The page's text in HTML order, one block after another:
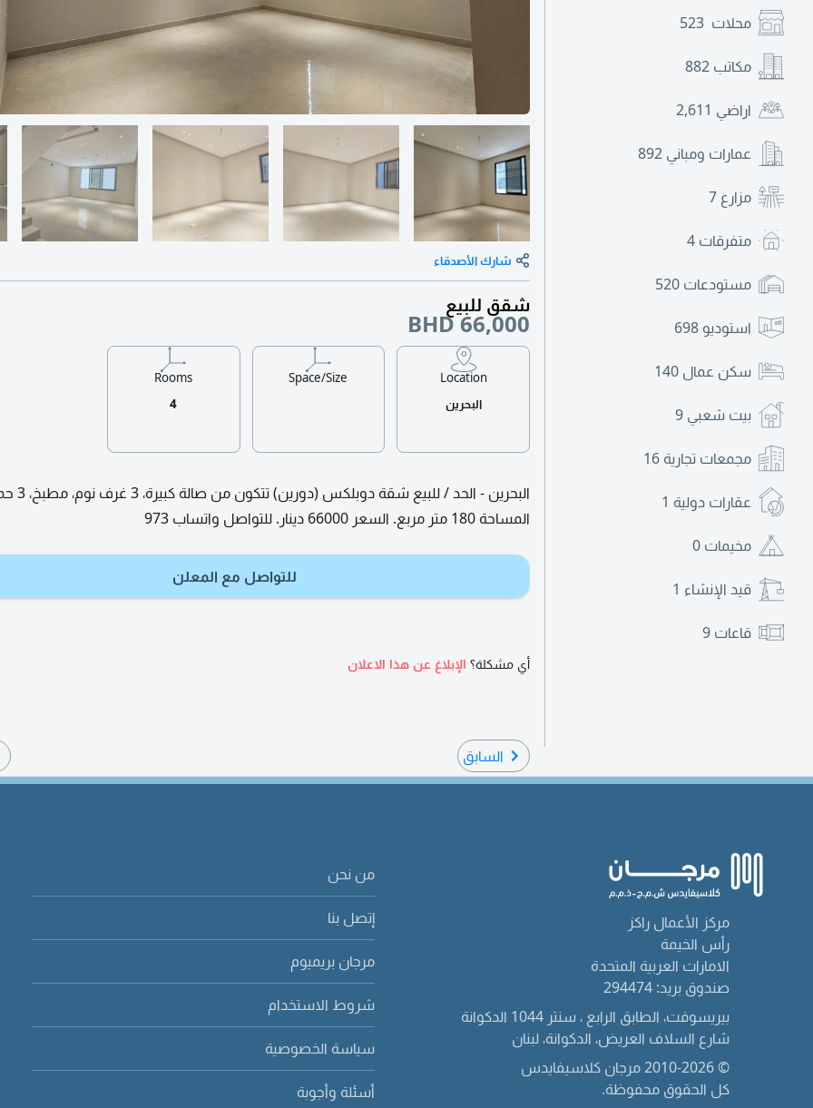
محلات 523
مكاتب 882
اراضي 2,611
عمارات ومباني 892
مزارع 7
متفرقات 4
مستودعات 520
استوديو 698
سكن عمال 140
بيت شعبي 9
مجمعات تجارية 16
عقارات دولية 1
مخيمات 0
قيد الإنشاء 1
قاعات 9
شارك الأصدقاء
شقق للبيع
BHD 66,000
Location
البحرين
Space/Size
Rooms
4
البحرين - الحد /
المساحة 180 متر مربع. السعر 66000 دينار. للتواصل واتساب 973
للتواصل مع المعلن
أي مشكلة؟ الإبلاغ عن هذا الاعلان
السابق
مركز الأعمال راكز
رأس الخيمة
الامارات العربية المتحدة
صندوق بريد: 294474
بيريسوفت، الطابق الرابع ، سنتر 1044 الدكوانة
شارع السلاف العريض، الدكوانة، لبنان
© 2010-2026 مرجان كلاسيفايدس
كل الحقوق محفوظة.
من نحن
إتصل بنا
مرجان بريميوم
شروط الاستخدام
سياسة الخصوصية
أسئلة وأجوبة